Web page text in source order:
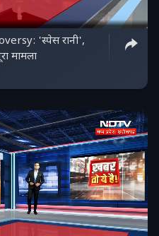
'स्पेस रानी',
मामला